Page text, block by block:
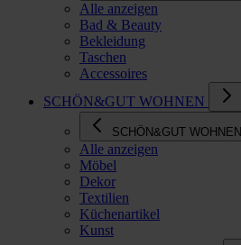
Alle anzeigen
Bad & Beauty
Bekleidung
Taschen
Accessoires
SCHÖN&GUT WOHNEN
SCHÖN&GUT WOHNEN
Alle anzeigen
Möbel
Dekor
Textilien
Küchenartikel
Kunst